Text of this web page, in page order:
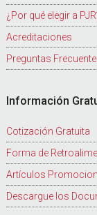
¿Por qué elegir a
Acreditaciones
Preguntas
Información
Cotización Gratuita
Forma de
Artículos
Descargue los